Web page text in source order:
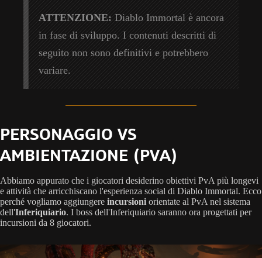
ATTENZIONE: Diablo Immortal è ancora
in fase di sviluppo. I contenuti descritti di
seguito non sono definitivi e potrebbero
variare.
PERSONAGGIO VS
AMBIENTAZIONE (PVA)
Abbiamo appurato che i giocatori desiderino obiettivi PvA più longevi
e attività che arricchiscano l'esperienza social di Diablo Immortal. Ecco
perché vogliamo aggiungere incursioni orientate al PvA nel sistema
dell'Inferiquiario. I boss dell'Inferiquiario saranno ora progettati per
incursioni da 8 giocatori.